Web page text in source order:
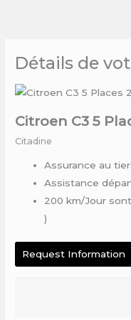
Détails de
Citroen C3 5
Citadine
Assurance au
Assistance
200 km/Jour
)
Request Information